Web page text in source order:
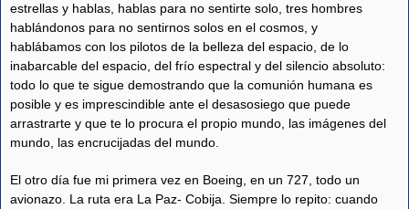
estrellas y hablas, hablas para no sentirte solo, tres hombres
hablándonos para no sentirnos solos en el cosmos, y
hablábamos con los pilotos de la belleza del espacio, de lo
inabarcable del espacio, del frío espectral y del silencio absoluto:
todo lo que te sigue demostrando que la comunión humana es
posible y es imprescindible ante el desasosiego que puede
arrastrarte y que te lo procura el propio mundo, las imágenes del
mundo, las encrucijadas del mundo.
El otro día fue mi primera vez en Boeing, en un 727, todo un
avionazo. La ruta era La Paz- Cobija. Siempre lo repito: cuando